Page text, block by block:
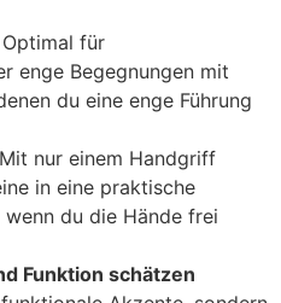
Optimal für
enge Begegnungen mit
du eine enge Führung
nur einem Handgriff
in eine praktische
wenn du die Hände frei
Funktion schätzen